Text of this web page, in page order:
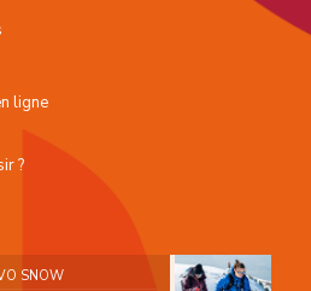
ligne
?
SNOW